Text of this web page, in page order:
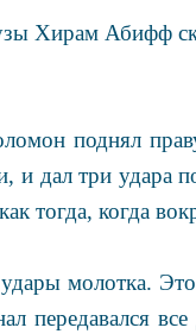
Хирам Абифф
поднял
и дал три
тогда, когда
молотка.
передавался